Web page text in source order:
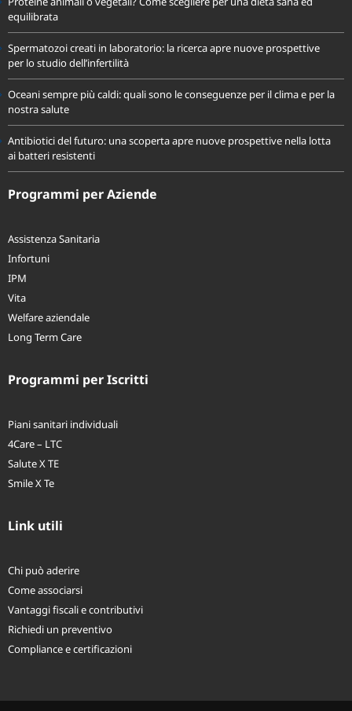
Proteine animali o vegetali? Come scegliere per una dieta sana ed
equilibrata
Spermatozoi creati in laboratorio: la ricerca apre nuove prospettive
per lo studio dell’infertilità
Oceani sempre più caldi: quali sono le conseguenze per il clima e per la
nostra salute
Antibiotici del futuro: una scoperta apre nuove prospettive nella lotta
ai batteri resistenti
Assistenza Sanitaria
Infortuni
IPM
Vita
Welfare aziendale
Piani sanitari individuali
4Care – LTC
Salute X TE
Chi può aderire
Come associarsi
Vantaggi fiscali e contributivi
Richiedi un preventivo